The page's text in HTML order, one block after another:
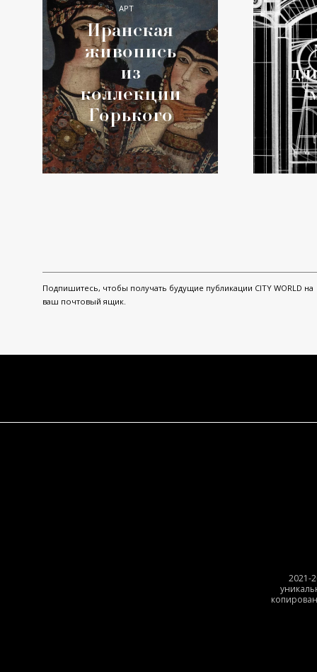
АРТ
Иранская
живопись
из
коллекции
Горького
Подпишитесь, чтобы получать будущие публикации CITY WORLD на
ваш почтовый ящик.
2021-